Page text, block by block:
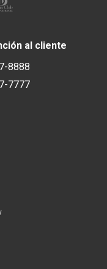
al cliente
8888
7777